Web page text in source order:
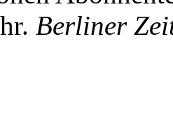
Berliner